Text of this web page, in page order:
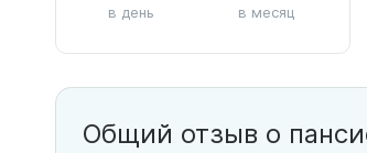
в день в месяц
Общий отзыв о